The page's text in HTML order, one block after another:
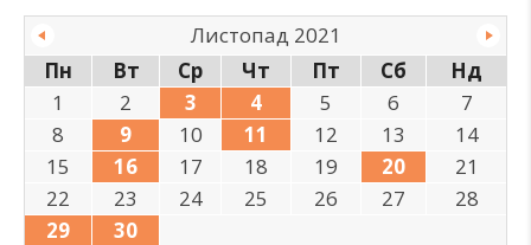
Листопад 2021
Пн
Вт Ср Чт Пт Сб
Нд
1
2 3 4 5 6
7
8
9 10 11 12 13
14
15
16 17 18 19 20
21
22
23 24 25 26 27
28
29
30